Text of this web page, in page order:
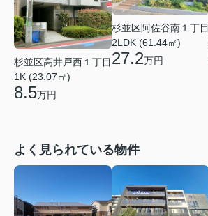
杉並区高井戸西１丁目
1K (23.07㎡)
8.5万円
杉並区阿佐谷南１丁目
2LDK (61.44㎡)
27.2万円
よく見られている物件